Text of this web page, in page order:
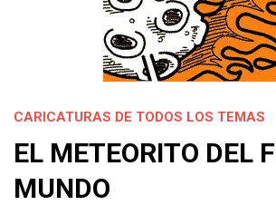
CARICATURAS DE TODOS LOS TEMAS
EL METEORITO DEL
MUNDO